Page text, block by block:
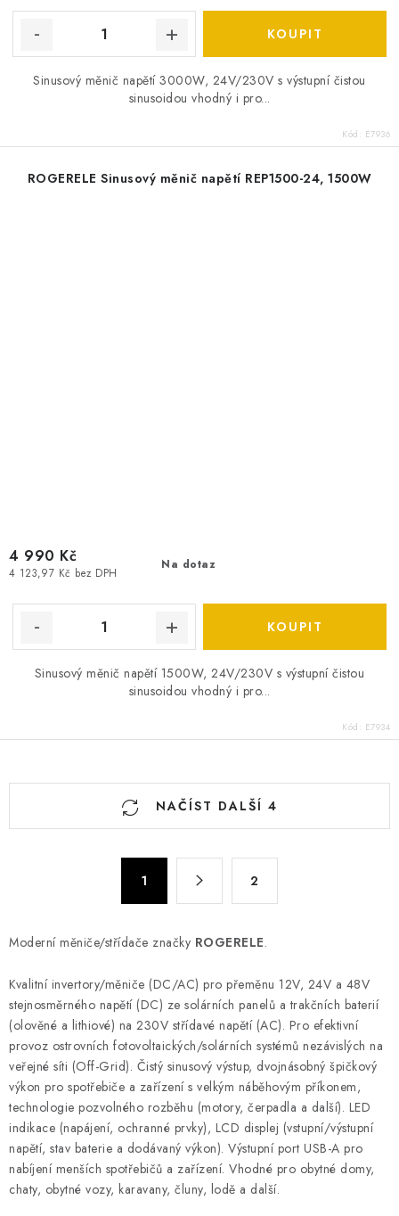
Sinusový měnič napětí 3000W, 24V/230V s výstupní čistou
sinusoidou vhodný i pro...
Kód: E7936
ROGERELE Sinusový měnič napětí REP1500-24, 1500W
Na dotaz
4 123,97 Kč bez DPH
4 990 Kč
Sinusový měnič napětí 1500W, 24V/230V s výstupní čistou
sinusoidou vhodný i pro...
Kód: E7934
O
c
í
p
r
v
k
y
v
ý
p
i
s
NAČÍST DALŠÍ 4
á
n
k
o
v
á
n
í
1 2
Moderní měniče/střídače značky ROGERELE.
Kvalitní invertory/měniče (DC/AC) pro přeměnu 12V, 24V a 48V
stejnosměrného napětí (DC) ze solárních panelů a trakčních baterií
(olověné a lithiové) na 230V střídavé napětí (AC). Pro efektivní
provoz ostrovních fotovoltaických/solárních systémů nezávislých na
veřejné síti (Off-Grid). Čistý sinusový výstup, dvojnásobný špičkový
výkon pro spotřebiče a zařízení s velkým náběhovým příkonem,
technologie pozvolného rozběhu (motory, čerpadla a další). LED
indikace (napájení, ochranné prvky), LCD displej (vstupní/výstupní
napětí, stav baterie a dodávaný výkon). Výstupní port USB-A pro
nabíjení menších spotřebičů a zařízení. Vhodné pro obytné domy,
chaty, obytné vozy, karavany, čluny, lodě a další.